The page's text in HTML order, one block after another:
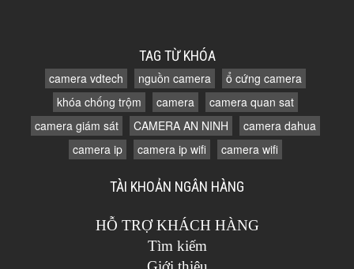
TAG TỪ KHÓA
camera vdtech nguồn camera
ổ cứng camera
khóa chống trộm
camera
camera quan sat
camera giám sát
CAMERA AN NINH
camera dahua
camera ip
camera ip wifi camera wifi
TÀI KHOẢN NGÂN HÀNG
HỖ TRỢ KHÁCH HÀNG
Tìm kiếm